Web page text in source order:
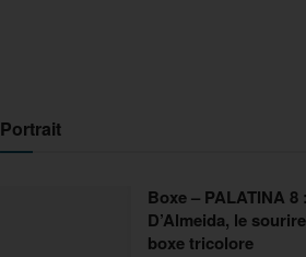
Portrait
Boxe – PALATINA 8
D’Almeida, le
boxe tricolore